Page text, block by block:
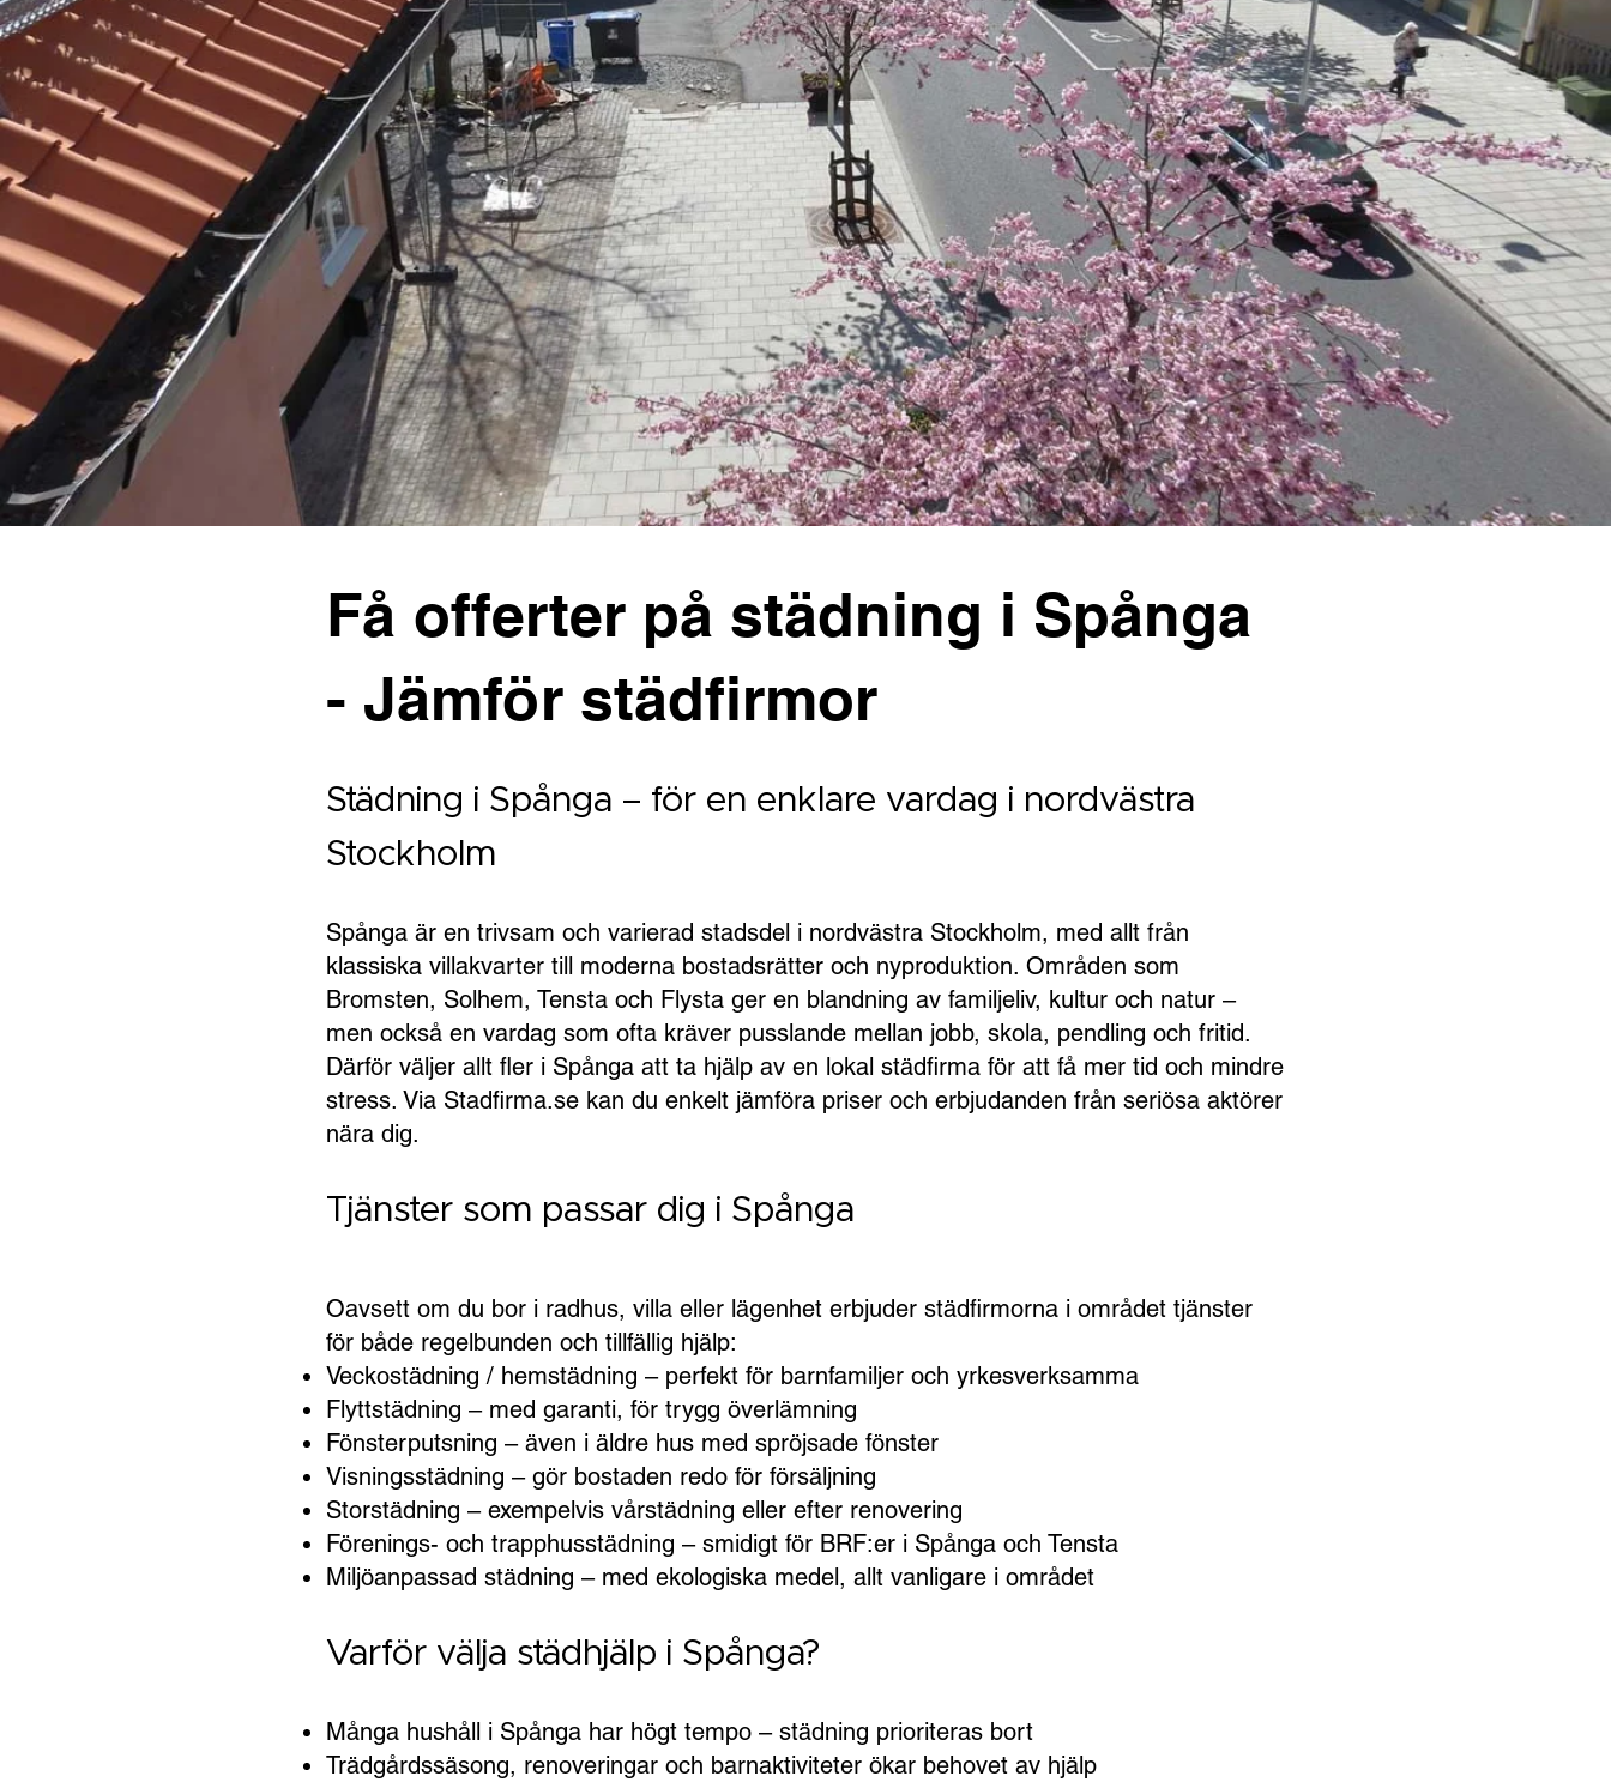
Få offerter på städning i Spånga
- Jämför städfirmor
Städning i Spånga – för en enklare vardag i nordvästra
Stockholm
Spånga är en trivsam och varierad stadsdel i nordvästra Stockholm, med allt från
klassiska villakvarter till moderna bostadsrätter och nyproduktion. Områden som
Bromsten, Solhem, Tensta och Flysta ger en blandning av familjeliv, kultur och natur –
men också en vardag som ofta kräver pusslande mellan jobb, skola, pendling och fritid.
Därför väljer allt fler i Spånga att ta hjälp av en lokal städfirma för att få mer tid och mindre
stress. Via Stadfirma.se kan du enkelt jämföra priser och erbjudanden från seriösa aktörer
nära dig.
Tjänster som passar dig i Spånga
Oavsett om du bor i radhus, villa eller lägenhet erbjuder städfirmorna i området tjänster
för både regelbunden och tillfällig hjälp:
Veckostädning / hemstädning – perfekt för barnfamiljer och yrkesverksamma
Flyttstädning – med garanti, för trygg överlämning
Fönsterputsning – även i äldre hus med spröjsade fönster
Visningsstädning – gör bostaden redo för försäljning
Storstädning – exempelvis vårstädning eller efter renovering
Förenings- och trapphusstädning – smidigt för BRF:er i Spånga och Tensta
Miljöanpassad städning – med ekologiska medel, allt vanligare i området
Varför välja städhjälp i Spånga?
Många hushåll i Spånga har högt tempo – städning prioriteras bort
Trädgårdssäsong, renoveringar och barnaktiviteter ökar behovet av hjälp